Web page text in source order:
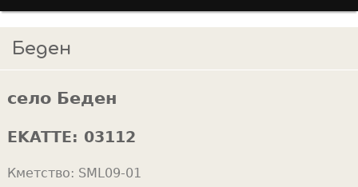
r
c
h
f
r
m
и
o
u
r
e
e
Беден
село Беден
EKATTE: 03112
Кметство: SML09-01